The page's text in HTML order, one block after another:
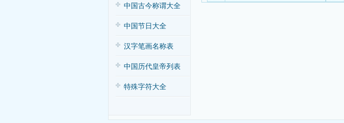
中国古今称谓大全
中国节日大全
汉字笔画名称表
中国历代皇帝列表
特殊字符大全